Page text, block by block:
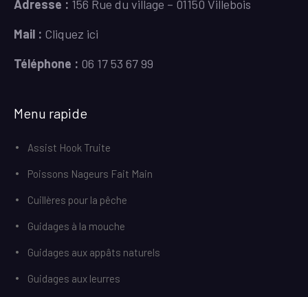
Adresse : 156 Rue du village – 01150 Villebois
Mail : Cliquez ici
Téléphone : 06 17 53 67 99
Menu rapide
Assist Hook Truite
Poissons Nageurs Fait Main
Cuillères pour la pêche
Guidages à la mouche
Guidages aux appâts naturels
Guidages aux leurres